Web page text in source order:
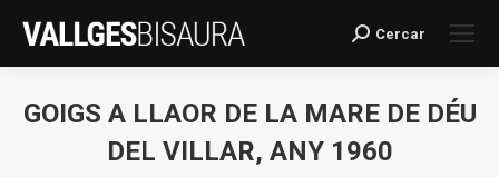
Search:
Cercar
GOIGS A LLAOR DE LA MARE DE DÉU
DEL VILLAR, ANY 1960